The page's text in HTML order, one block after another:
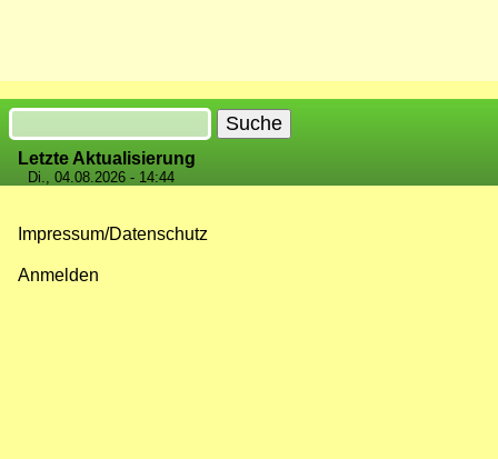
Suche
Letzte Aktualisierung
Di., 04.08.2026 - 14:44
Impressum/Datenschutz
Anmelden